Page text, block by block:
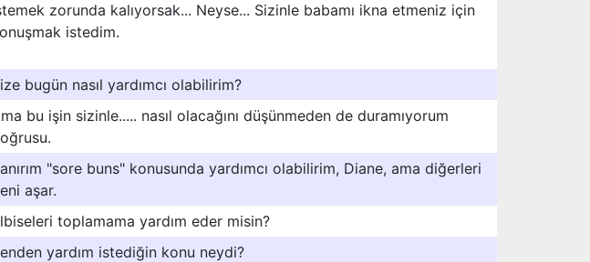
zorunda kalıyorsak... Neyse... Sizinle babamı ikna etmeniz için
istedim.
bugün nasıl yardımcı olabilirim?
bu işin sizinle..... nasıl olacağını düşünmeden de duramıyorum
"sore buns" konusunda yardımcı olabilirim, Diane, ama diğerleri
aşar.
toplamama yardım eder misin?
yardım istediğin konu neydi?